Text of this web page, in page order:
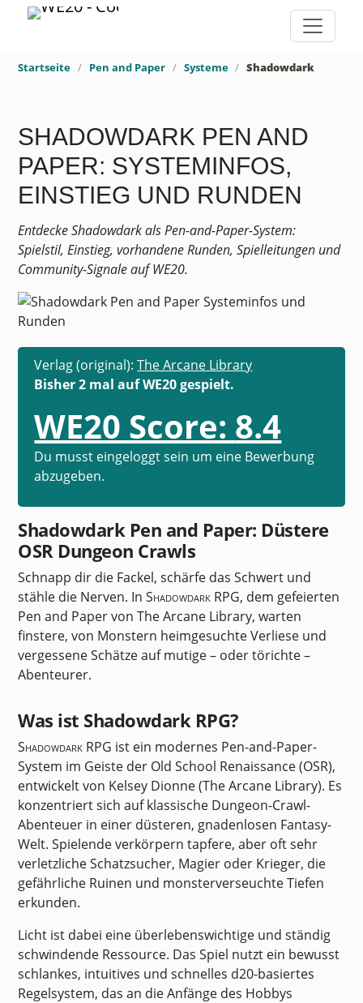
Startseite Pen and Paper Systeme Shadowdark
SHADOWDARK PEN AND
PAPER: SYSTEMINFOS,
EINSTIEG UND RUNDEN
Entdecke Shadowdark als Pen-and-Paper-System:
Spielstil, Einstieg, vorhandene Runden, Spielleitungen und
Community-Signale auf WE20.
Verlag (original):The Arcane Library
Bisher 2 mal auf WE20 gespielt.
WE20 Score: 8.4
Du musst eingeloggt sein um eine Bewerbung
abzugeben.
Shadowdark Pen and Paper: Düstere
OSR Dungeon Crawls
Schnapp dir die Fackel, schärfe das Schwert und
stähle die Nerven. InShadowdark RPG, dem gefeierten
Pen and Paper von The Arcane Library, warten
finstere, von Monstern heimgesuchte Verliese und
vergessene Schätze auf mutige – oder törichte –
Abenteurer.
Was ist Shadowdark RPG?
Shadowdark RPG ist ein modernes Pen-and-Paper-
System im Geiste der Old School Renaissance (OSR),
entwickelt von Kelsey Dionne (The Arcane Library). Es
konzentriert sich auf klassische Dungeon-Crawl-
Abenteuer in einer düsteren, gnadenlosen Fantasy-
Welt. Spielende verkörpern tapfere, aber oft sehr
verletzliche Schatzsucher, Magier oder Krieger, die
gefährliche Ruinen und monsterverseuchte Tiefen
erkunden.
Licht ist dabei eine überlebenswichtige und ständig
schwindende Ressource. Das Spiel nutzt ein bewusst
schlankes, intuitives und schnelles d20-basiertes
Regelsystem, das an die Anfänge des Hobbys